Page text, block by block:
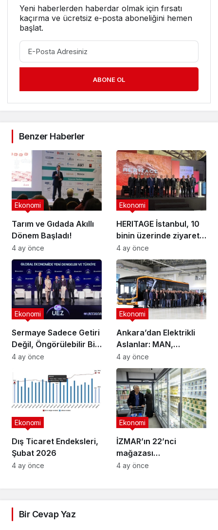
Yeni haberlerden haberdar olmak için fırsatı
kaçırma ve ücretsiz e-posta aboneliğini hemen
başlat.
ABONE OL
Benzer Haberler
Tarım ve Gıdada Akıllı
Dönem Başladı!
Ekonomi
4 ay önce
HERITAGE İstanbul, 10
binin üzerinde ziyaretçi
ağırladı
Ekonomi
4 ay önce
Sermaye Sadece Getiri
Değil, Öngörülebilir Bir
Ortam Arıyor
Ekonomi
4 ay önce
Ankara’dan Elektrikli
Aslanlar: MAN,
Ankara’daki
fabrikasında eBus
üretimine başladı
Ekonomi
4 ay önce
Dış Ticaret Endeksleri,
Şubat 2026
Ekonomi
4 ay önce
İZMAR’ın 22’nci
mağazası
Osmangazi’de açıldı
Ekonomi
4 ay önce
Bir Cevap Yaz